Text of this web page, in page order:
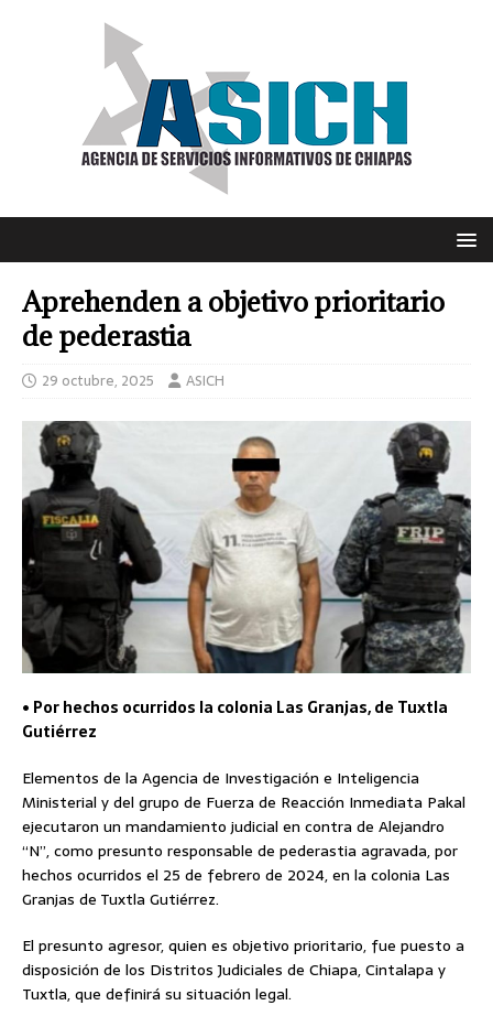
Aprehenden a objetivo prioritario
de pederastia
29 octubre, 2025 ASICH
• Por hechos ocurridos la colonia Las Granjas, de Tuxtla
Gutiérrez
Elementos de la Agencia de Investigación e Inteligencia
Ministerial y del grupo de Fuerza de Reacción Inmediata Pakal
ejecutaron un mandamiento judicial en contra de Alejandro
“N”, como presunto responsable de pederastia agravada, por
hechos ocurridos el 25 de febrero de 2024, en la colonia Las
Granjas de Tuxtla Gutiérrez.
El presunto agresor, quien es objetivo prioritario, fue puesto a
disposición de los Distritos Judiciales de Chiapa, Cintalapa y
Tuxtla, que definirá su situación legal.